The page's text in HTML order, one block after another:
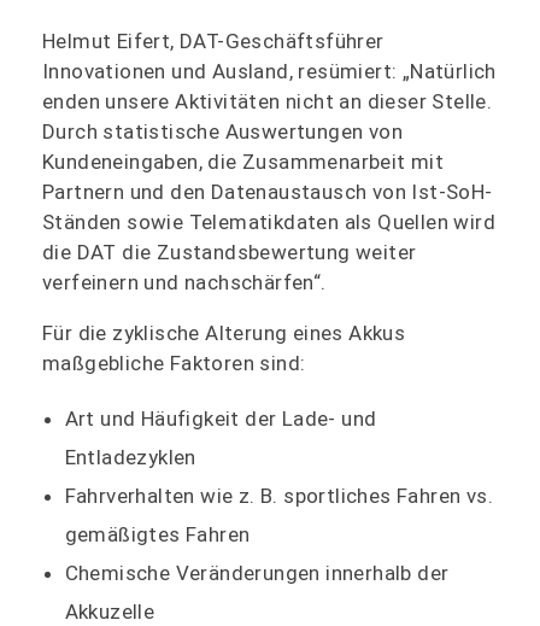
Helmut Eifert, DAT-Geschäftsführer
Innovationen und Ausland, resümiert: „Natürlich
enden unsere Aktivitäten nicht an dieser Stelle.
Durch statistische Auswertungen von
Kundeneingaben, die Zusammenarbeit mit
Partnern und den Datenaustausch von Ist-SoH-
Ständen sowie Telematikdaten als Quellen wird
die DAT die Zustandsbewertung weiter
verfeinern und nachschärfen“.
Für die zyklische Alterung eines Akkus
maßgebliche Faktoren sind:
Art und Häufigkeit der Lade- und
Entladezyklen
Fahrverhalten wie z. B. sportliches Fahren vs.
gemäßigtes Fahren
Chemische Veränderungen innerhalb der
Akkuzelle